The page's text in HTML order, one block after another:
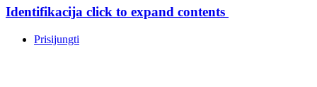
Identifikacija click to expand contents
Prisijungti